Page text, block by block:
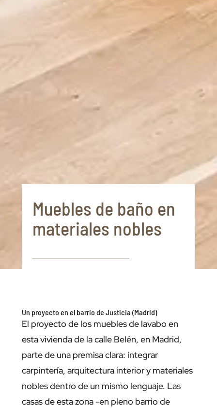
Muebles de baño en
materiales nobles
Un proyecto en el barrio de Justicia (Madrid)
El proyecto de los muebles de lavabo en
esta vivienda de la calle Belén, en Madrid,
parte de una premisa clara: integrar
carpintería, arquitectura interior y materiales
nobles dentro de un mismo lenguaje. Las
casas de esta zona -en pleno barrio de